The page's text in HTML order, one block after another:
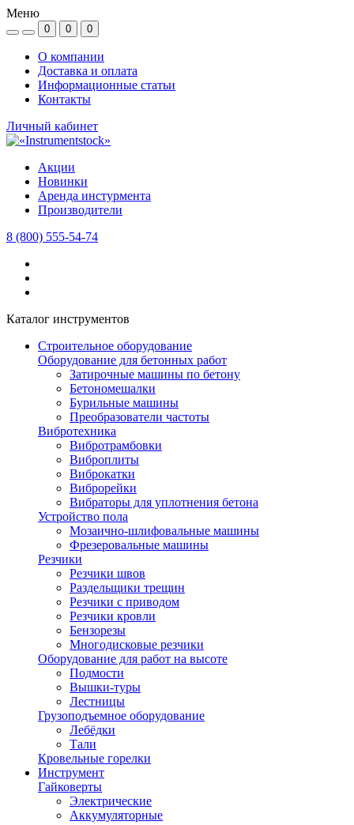
Меню
0 0 0
О компании
Доставка и оплата
Информационные статьи
Контакты
Личный кабинет
Акции
Новинки
Аренда инстурмента
Производители
8 (800) 555-54-74
Каталог инструментов
Строительное оборудование
Оборудование для бетонных работ
Затирочные машины по бетону
Бетономешалки
Бурильные машины
Преобразователи частоты
Вибротехника
Вибротрамбовки
Виброплиты
Виброкатки
Виброрейки
Вибраторы для уплотнения бетона
Устройство пола
Мозаично-шлифовальные машины
Фрезеровальные машины
Резчики
Резчики швов
Раздельщики трещин
Резчики с приводом
Резчики кровли
Бензорезы
Многодисковые резчики
Оборудование для работ на высоте
Подмости
Вышки-туры
Лестницы
Грузоподъемное оборудование
Лебёдки
Тали
Кровельные горелки
Инструмент
Гайковерты
Электрические
Аккумуляторные